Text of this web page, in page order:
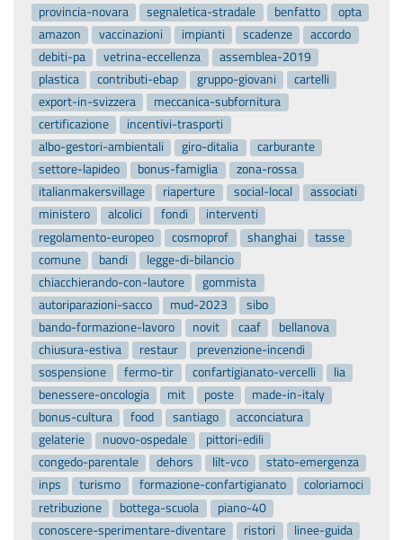
debiti-pa
vetrina-eccellenza
assemblea-2019
plastica
contributi-ebap gruppo-giovani
cartelli
export-in-svizzera
meccanica-subfornitura
certificazione
incentivi-trasporti
albo-gestori-ambientali
giro-ditalia
carburante
settore-lapideo
bonus-famiglia
italianmakersvillage
riaperture social-local
associati
ministero
alcolici fondi
interventi
regolamento-europeo
cosmoprof shanghai
tasse
comune
bandi
legge-di-bilancio
chiacchierando-con-lautore
gommista
autoriparazioni-sacco
mud-2023
bando-formazione-lavoro
novit caaf
chiusura-estiva
restaur
prevenzione-incendi
sospensione
fermo-tir confartigianato-vercelli
benessere-oncologia
mit poste
made-in-italy
bonus-cultura
food santiago
acconciatura
gelaterie
nuovo-ospedale
pittori-edili
congedo-parentale
dehors lilt-vco
stato-emergenza
inps
turismo formazione-confartigianato
retribuzione
bottega-scuola
piano-40
conoscere-sperimentare-diventare
ristori
linee-guida
8-marzo
sistri sconti brevetti
fiere
albo-trasportatori
estero
presidente